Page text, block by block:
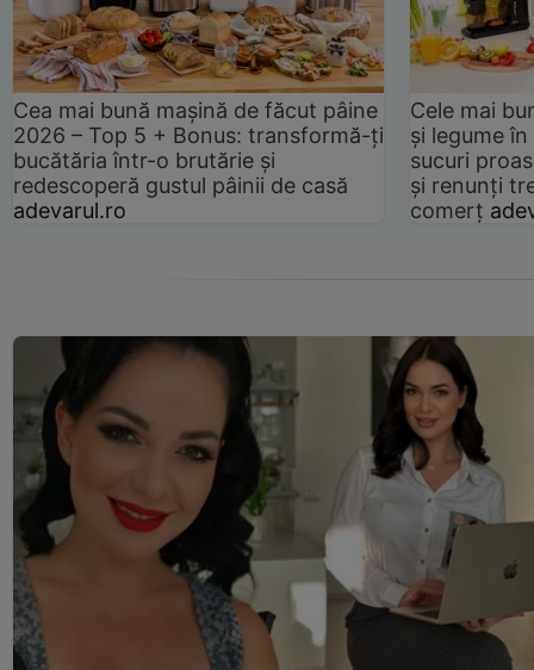
Cea mai bună mașină de făcut pâine
2026 – Top 5 + Bonus: transformă-ți
bucătăria într-o brutărie și
redescoperă gustul pâinii de casă
adevarul.ro
Cele mai
și legume
sucuri
și renunți
comerț